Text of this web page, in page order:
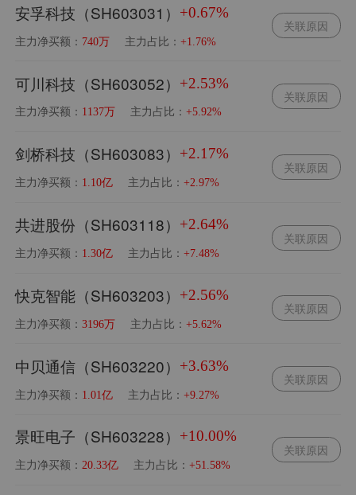
安孚科技（SH603031） +0.67%
主力净买额： 740万 主力占比：+1.76%
关联原因
可川科技（SH603052） +2.53%
主力净买额： 1137万 主力占比：+5.92%
关联原因
剑桥科技（SH603083） +2.17%
主力净买额： 1.10亿 主力占比：+2.97%
关联原因
共进股份（SH603118） +2.64%
主力净买额： 1.30亿 主力占比：+7.48%
关联原因
快克智能（SH603203） +2.56%
主力净买额：3196万 主力占比：+5.62%
关联原因
中贝通信（SH603220） +3.63%
主力净买额： 1.01亿 主力占比：+9.27%
关联原因
景旺电子（SH603228） +10.00%
主力净买额：20.33亿 主力占比：+51.58%
关联原因